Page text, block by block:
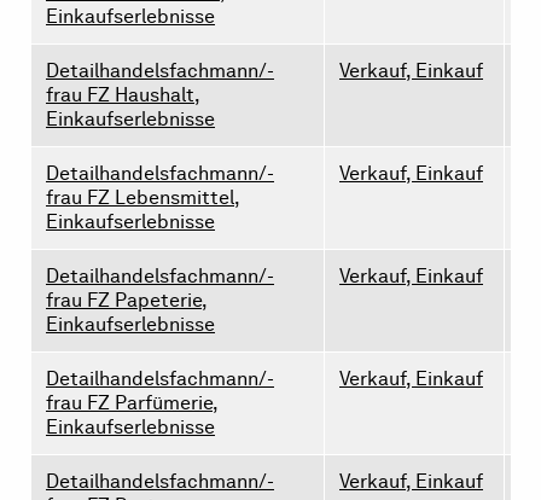
Einkaufserlebnisse
Detailhandelsfachmann/-
frau FZ Haushalt,
Einkaufserlebnisse
Verkauf, Einkauf
Detailhandelsfachmann/-
frau FZ Lebensmittel,
Einkaufserlebnisse
Verkauf, Einkauf
Detailhandelsfachmann/-
frau FZ Papeterie,
Einkaufserlebnisse
Verkauf, Einkauf
Detailhandelsfachmann/-
frau FZ Parfümerie,
Einkaufserlebnisse
Verkauf, Einkauf
Detailhandelsfachmann/-
Verkauf, Einkauf